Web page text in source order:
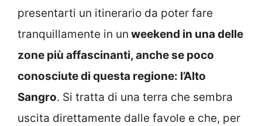
presentarti un itinerario da poter fare
tranquillamente in un weekend in una delle
zone più affascinanti, anche se poco
conosciute di questa regione: l’Alto
Sangro. Si tratta di una terra che sembra
uscita direttamente dalle favole e che, per